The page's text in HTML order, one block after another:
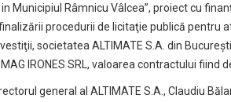
Municipiul Râmnicu Vâlcea”, proiect cu
procedurii de licitaţie publică pentru
societatea ALTIMATE S.A. din
IRONES SRL, valoarea contractului fiind
general al ALTIMATE S.A., Claudiu